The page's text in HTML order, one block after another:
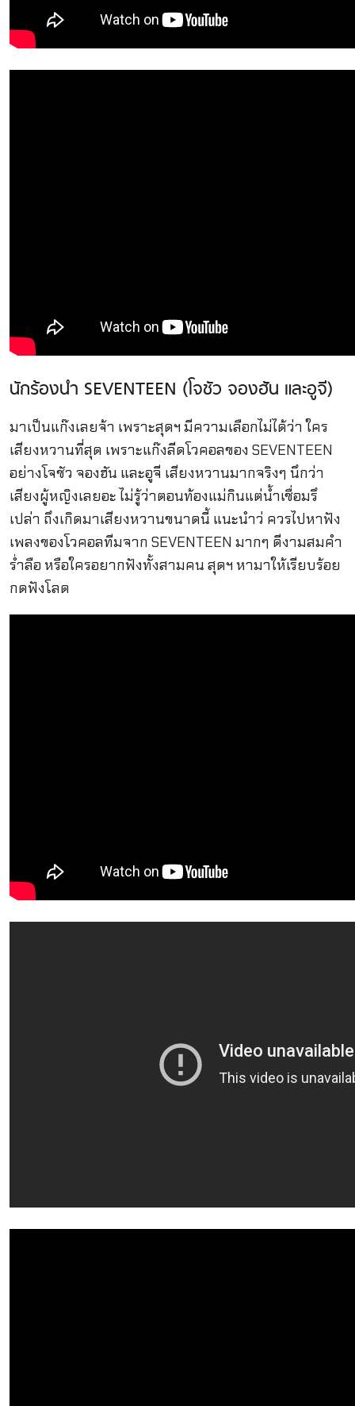
นักร้องนำ SEVENTEEN (โจชัว จองฮัน และอูจี)
มาเป็นแก๊งเลยจ้า เพราะสุดฯ มีความเลือกไม่ได้ว่า ใคร
เสียงหวานที่สุด เพราะแก๊งลีดโวคอลของ SEVENTEEN
อย่างโจชัว จองฮัน และอูจี เสียงหวานมากจริงๆ นึกว่า
เสียงผู้หญิงเลยอะ ไม่รู้ว่าตอนท้องแม่กินแต่น้ำเชื่อมรึ
เปล่า ถึงเกิดมาเสียงหวานขนาดนี้ แนะนำว่ ควรไปหาฟัง
เพลงของโวคอลทีมจาก SEVENTEEN มากๆ ดีงามสมคำ
ร่ำลือ หรือใครอยากฟังทั้งสามคน สุดฯ หามาให้เรียบร้อย
กดฟังโลด